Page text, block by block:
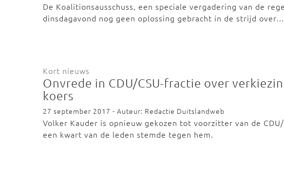
De Koalitionsausschuss, een speciale vergadering van de
dinsdagavond nog geen oplossing gebracht in de strijd over…
Kort nieuws
Onvrede in CDU/CSU-fractie over
koers
27 september 2017 - Auteur: Redactie Duitslandweb
Volker Kauder is opnieuw gekozen tot voorzitter van de
een kwart van de leden stemde tegen hem.